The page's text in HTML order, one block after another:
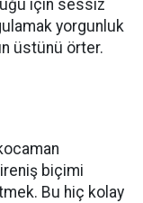
için sessiz
yorgunluk
üstünü örter.
biçimi
Bu hiç kolay